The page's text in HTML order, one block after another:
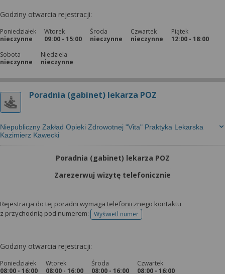
Godziny otwarcia rejestracji:
Poniedziałek
nieczynne
Wtorek
09:00 - 15:00
Środa
nieczynne
Czwartek
nieczynne
Piątek
12:00 - 18:00
Sobota
nieczynne
Niedziela
nieczynne
Poradnia (gabinet) lekarza POZ
Niepubliczny Zakład Opieki Zdrowotnej "Vita" Praktyka Lekarska
Kazimierz Kawecki
Poradnia (gabinet) lekarza POZ
Zarezerwuj wizytę telefonicznie
Rejestracja do tej poradni wymaga telefonicznego kontaktu
z przychodnią pod numerem:
Wyświetl numertelefonu do rejestracji
Godziny otwarcia rejestracji:
Poniedziałek
08:00 - 16:00
Wtorek
08:00 - 16:00
Środa
08:00 - 16:00
Czwartek
08:00 - 16:00